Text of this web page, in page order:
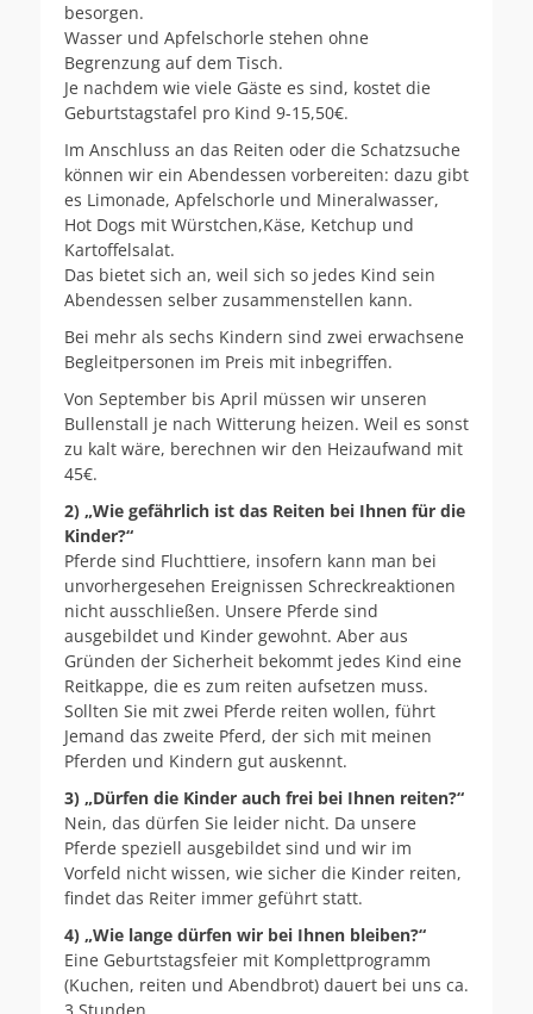
besorgen.
Wasser und Apfelschorle stehen ohne
Begrenzung auf dem Tisch.
Je nachdem wie viele Gäste es sind, kostet die
Geburtstagstafel pro Kind 9-15,50€.
Im Anschluss an das Reiten oder die Schatzsuche
können wir ein Abendessen vorbereiten: dazu gibt
es Limonade, Apfelschorle und Mineralwasser,
Hot Dogs mit Würstchen,Käse, Ketchup und
Kartoffelsalat.
Das bietet sich an, weil sich so jedes Kind sein
Abendessen selber zusammenstellen kann.
Bei mehr als sechs Kindern sind zwei erwachsene
Begleitpersonen im Preis mit inbegriffen.
Von September bis April müssen wir unseren
Bullenstall je nach Witterung heizen. Weil es sonst
zu kalt wäre, berechnen wir den Heizaufwand mit
45€.
2) „Wie gefährlich ist das Reiten bei Ihnen für die
Kinder?“
Pferde sind Fluchttiere, insofern kann man bei
unvorhergesehen Ereignissen Schreckreaktionen
nicht ausschließen. Unsere Pferde sind
ausgebildet und Kinder gewohnt. Aber aus
Gründen der Sicherheit bekommt jedes Kind eine
Reitkappe, die es zum reiten aufsetzen muss.
Sollten Sie mit zwei Pferde reiten wollen, führt
Jemand das zweite Pferd, der sich mit meinen
Pferden und Kindern gut auskennt.
3) „Dürfen die Kinder auch frei bei Ihnen reiten?“
Nein, das dürfen Sie leider nicht. Da unsere
Pferde speziell ausgebildet sind und wir im
Vorfeld nicht wissen, wie sicher die Kinder reiten,
findet das Reiter immer geführt statt.
4) „Wie lange dürfen wir bei Ihnen bleiben?“
Eine Geburtstagsfeier mit Komplettprogramm
(Kuchen, reiten und Abendbrot) dauert bei uns ca.